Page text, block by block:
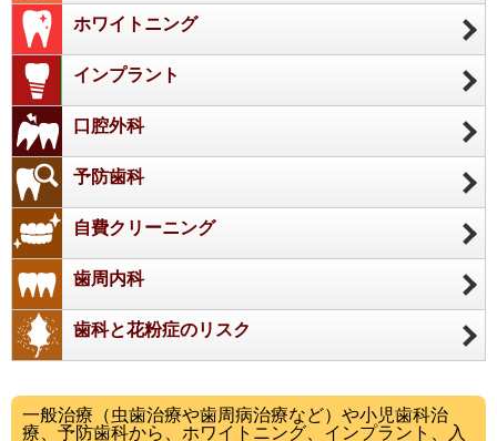
ホワイトニング
インプラント
口腔外科
予防歯科
自費クリーニング
歯周内科
歯科と花粉症のリスク
一般治療（虫歯治療や歯周病治療など）や小児歯科治
療、予防歯科から、ホワイトニング、インプラント、入